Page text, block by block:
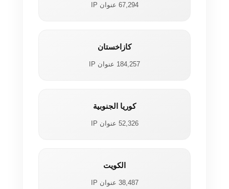
67,294 عنوان IP
كازاخستان
184,257 عنوان IP
كوريا الجنوبية
52,326 عنوان IP
الكويت
38,487 عنوان IP